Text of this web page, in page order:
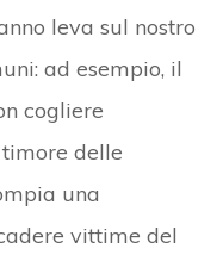
leva sul nostro
ad esempio, il
cogliere
delle
una
vittime del